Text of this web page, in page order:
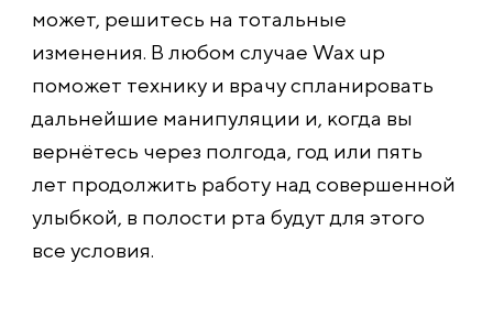
может, решитесь на тотальные
изменения. В любом случае Wax up
поможет технику и врачу спланировать
дальнейшие манипуляции и, когда вы
вернётесь через полгода, год или пять
лет продолжить работу над совершенной
улыбкой, в полости рта будут для этого
все условия.